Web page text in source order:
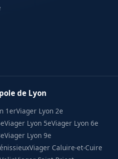
de Lyon
1erViager Lyon 2e
Viager Lyon 5eViager Lyon 6e
Viager Lyon 9e
Viager Caluire-et-Cuire